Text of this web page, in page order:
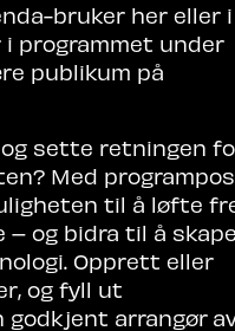
bruker her eller i
programmet under
publikum på
sette retningen
Med
til å løfte
og bidra til å
Opprett eller
og fyll ut
godkjent arrangør